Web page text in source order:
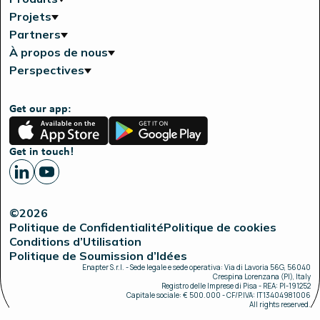
Projets
Partners
À propos de nous
Perspectives
Get our app:
App
Store
Google
Play
Get in touch!
©2026
Politique de ConfidentialitéPolitique de cookies
Conditions d’Utilisation
Politique de Soumission d’Idées
Enapter S.r.l. - Sede legale e sede operativa: Via di Lavoria 56G, 56040
Crespina Lorenzana (PI), Italy
Registro delle Imprese di Pisa - REA: PI-191252
Capitale sociale: € 500.000 - CF/P.IVA: IT13404981006
All rights reserved.